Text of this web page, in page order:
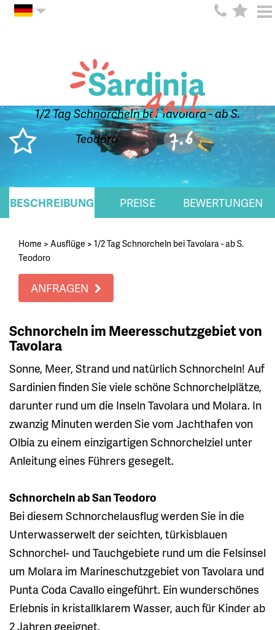
1/2 Tag Schnorcheln bei Tavolara - ab S.
Teodoro
7.6
BESCHREIBUNG PREISE BEWERTUNGEN
Home > Ausflüge > 1/2 Tag Schnorcheln bei Tavolara - ab S.
Teodoro
ANFRAGEN
Schnorcheln im Meeresschutzgebiet von
Tavolara
Sonne, Meer, Strand und natürlich Schnorcheln! Auf
Sardinien finden Sie viele schöne Schnorchelplätze,
darunter rund um die Inseln Tavolara und Molara. In
zwanzig Minuten werden Sie vom Jachthafen von
Olbia zu einem einzigartigen Schnorchelziel unter
Anleitung eines Führers gesegelt.
Schnorcheln ab San Teodoro
Bei diesem Schnorchelausflug werden Sie in die
Unterwasserwelt der seichten, türkisblauen
Schnorchel- und Tauchgebiete rund um die Felsinsel
um Molara im Marineschutzgebiet von Tavolara und
Punta Coda Cavallo eingeführt. Ein wunderschönes
Erlebnis in kristallklarem Wasser, auch für Kinder ab
2 Jahren geeignet.